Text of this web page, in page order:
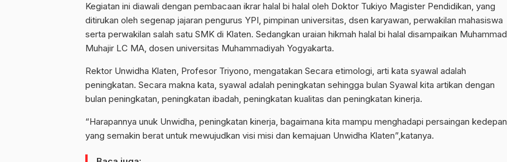
Kegiatan ini diawali dengan pembacaan ikrar halal bi halal oleh Doktor Tukiyo Magister Pendidikan, yang
ditirukan oleh segenap jajaran pengurus YPI, pimpinan universitas, dsen karyawan, perwakilan mahasiswa
serta perwakilan salah satu SMK di Klaten. Sedangkan uraian hikmah halal bi halal disampaikan Muhammad
Muhajir LC MA, dosen universitas Muhammadiyah Yogyakarta.
Rektor Unwidha Klaten, Profesor Triyono, mengatakan Secara etimologi, arti kata syawal adalah
peningkatan. Secara makna kata, syawal adalah peningkatan sehingga bulan Syawal kita artikan dengan
bulan peningkatan, peningkatan ibadah, peningkatan kualitas dan peningkatan kinerja.
“Harapannya unuk Unwidha, peningkatan kinerja, bagaimana kita mampu menghadapi persaingan kedepan
yang semakin berat untuk mewujudkan visi misi dan kemajuan Unwidha Klaten”,katanya.